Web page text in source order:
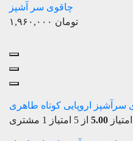
چاقوی سر آشپز
تومان
امتیاز 5.00 از 5 امتیاز 1 مشتری